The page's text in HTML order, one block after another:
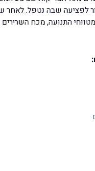
לפציעה שבה נטפל. לאחר
התנועה, מכח